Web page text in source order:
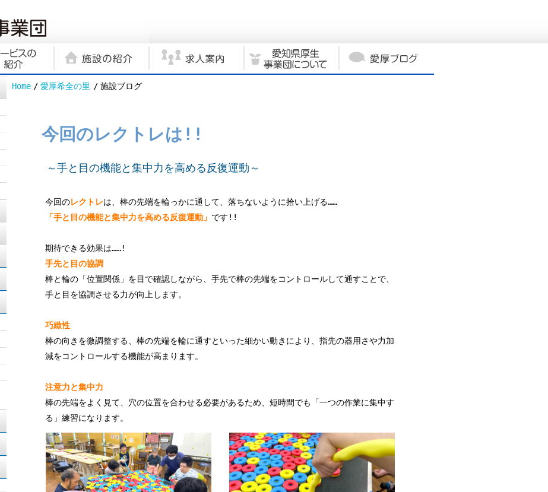
Home 愛厚希全の里 施設ブログ
今回のレクトレは!!
～手と目の機能と集中力を高める反復運動～
今回のレクトレは、棒の先端を輪っかに通して、落ちないように拾い上げる……
「手と目の機能と集中力を高める反復運動」 です!!
期待できる効果は……!
手先と目の協調
棒と輪の「位置関係」を目で確認しながら、手先で棒の先端をコントロールして通すことで、
手と目を協調させる力が向上します。
巧緻性
棒の向きを微調整する、棒の先端を輪に通すといった細かい動きにより、指先の器用さや力加
減をコントロールする機能が高まります。
注意力と集中力
棒の先端をよく見て、穴の位置を合わせる必要があるため、短時間でも「一つの作業に集中す
る」練習になります。